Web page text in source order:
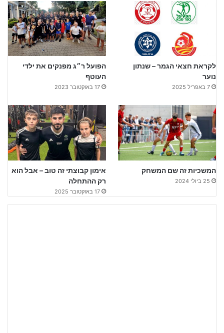
לקראת חצאי הגמר – שנתון
נוער
7 באפריל 2025
הפועל ר״ג מפנקים את ילדי
העוטף
17 באוקטובר 2023
המשכיות זה שם המשחק
25 ביולי 2024
אימון קבוצתי זה טוב – אבל הוא
רק ההתחלה
17 באוקטובר 2025